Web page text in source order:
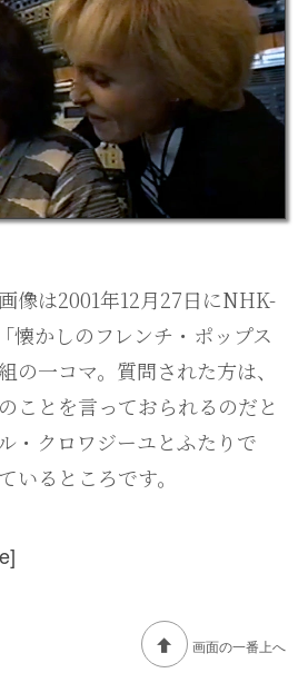
像は2001年12月27日にNHK-
懐かしのフレンチ・ポップス
の一コマ。質問された方は、
ことを言っておられるのだと
・クロワジーユとふたりで
いるところです。
画面の一番上へ